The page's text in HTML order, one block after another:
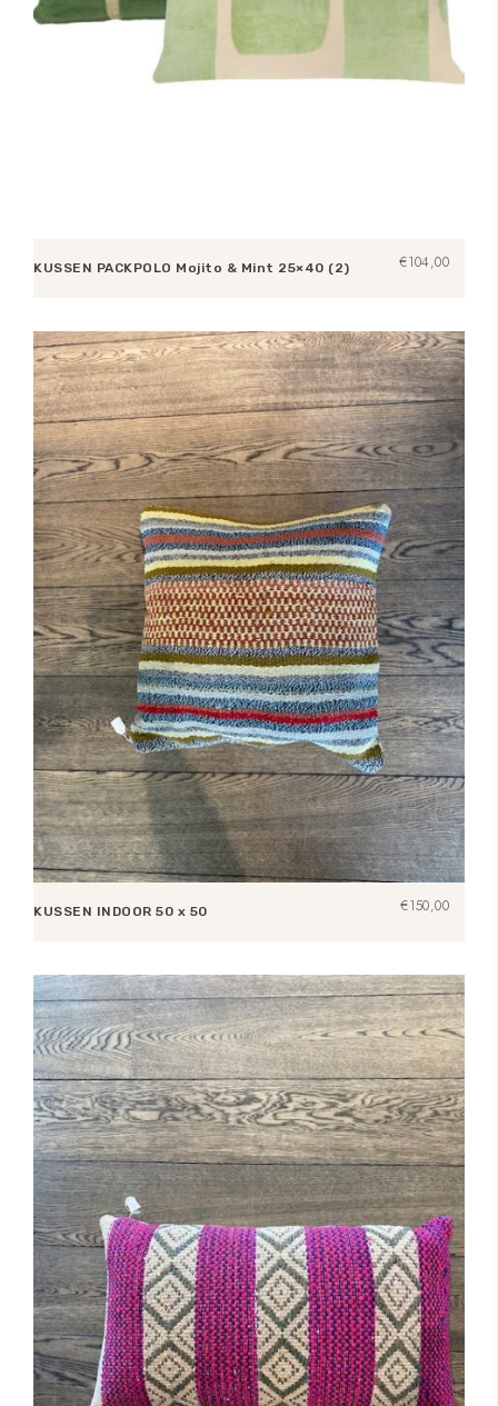
KUSSEN PACKPOLO Mojito & Mint 25×40 (2) €104,00
KUSSEN INDOOR 50 x 50 €150,00